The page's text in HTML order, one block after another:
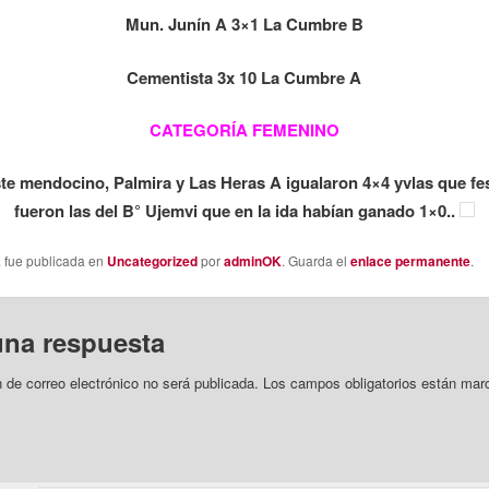
Mun. Junín A 3×1 La Cumbre B
Cementista 3x 10 La Cumbre A
CATEGORÍA FEMENINO
mendocino, Palmira y Las Heras A igualaron 4×4 yvlas que
fueron las del B° Ujemvi que en la ida habían ganado 1×0..
fue publicada en UncategorizedporadminOK. Guarda el enlace permanente.
respuesta
de correo electrónico no será publicada. Los campos obligatorios están